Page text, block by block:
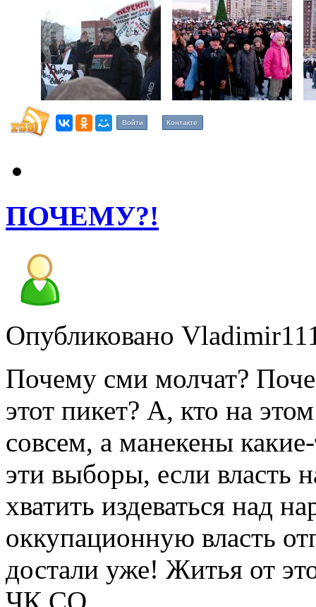
Войти Контакте
ПОЧЕМУ?!
Опубликовано
Почему сми молчат?
этот пикет? А, кто на
совсем, а манекены
эти выборы, если власть
хватить издеваться над
оккупационную власть
достали уже! Житья от
ЧК СО